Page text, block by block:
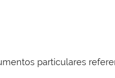
particulares